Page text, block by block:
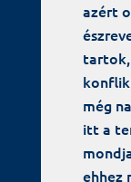
azért
még
itt a
ehhez